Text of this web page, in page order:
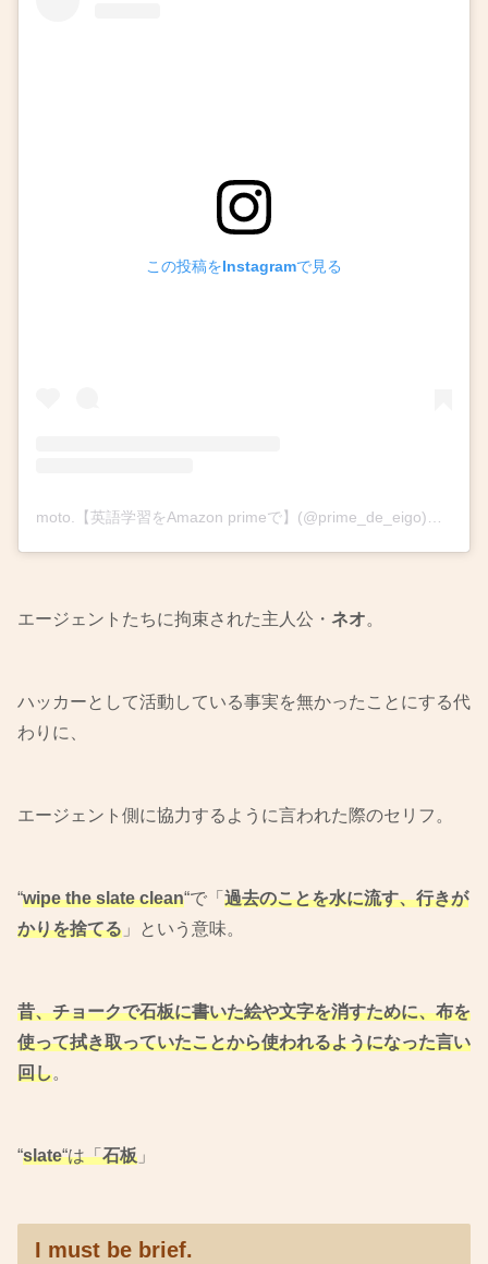
この投稿をInstagramで見る
エージェントたちに拘束された主人公・ ネオ。
ハッカーとして活動している事実を無かったことにする代
わりに、
エージェント側に協力するように言われた際のセリフ。
“wipe the slate clean“で「 過去のことを水に流す、行きが
かりを捨てる 」という意味。
昔、チョークで石板に書いた絵や文字を消すために、布を
使って拭き取っていたことから使われるようになった言い
回し。
“slate“は「石板 」
I must be brief.